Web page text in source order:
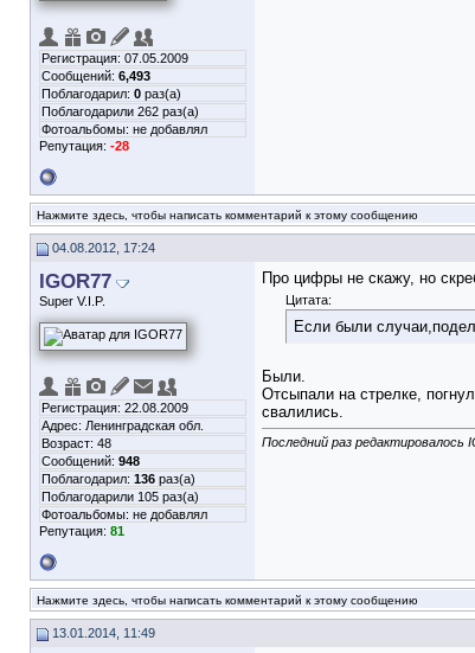
Регистрация: 07.05.2009
Сообщений: 6,493
Поблагодарил: 0 раз(а)
Поблагодарили 262 раз(а)
Фотоальбомы: не добавлял
Репутация: -28
Нажмите здесь, чтобы написать комментарий к этому сообщению
04.08.2012, 17:24
IGOR77
Super V.I.P.
Регистрация: 22.08.2009
Адрес: Ленинградская обл.
Возраст: 48
Сообщений: 948
Поблагодарил: 136 раз(а)
Поблагодарили 105 раз(а)
Фотоальбомы: не добавлял
Репутация: 81
Про цифры не скажу, но
Цитата:
Если были
Были.
Отсыпали на стрелке,
свалились.
Последний раз редактировалось
Нажмите здесь, чтобы написать комментарий к этому сообщению
13.01.2014, 11:49